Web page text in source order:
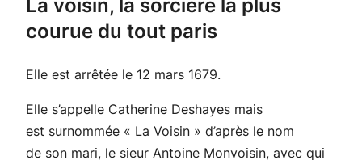
La voisin, la sorciere la plus
courue du tout paris
Elle est arrêtée le 12 mars 1679.
Elle s’appelle Catherine Deshayes mais
est surnommée « La Voisin » d’après le nom
de son mari, le sieur Antoine Monvoisin, avec qui